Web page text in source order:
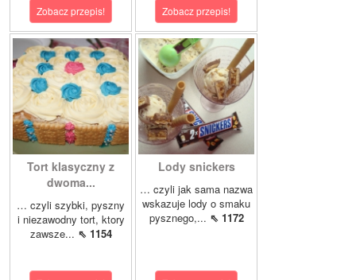
Zobacz przepis! Zobacz przepis!
Tort klasyczny z
dwoma...
… czyli szybki, pyszny
i niezawodny tort, ktory
zawsze... ⇖ 1154
Lody snickers
… czyli jak sama nazwa
wskazuje lody o smaku
pysznego,... ⇖ 1172